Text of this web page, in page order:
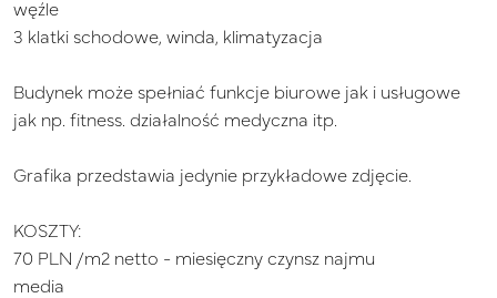
węźle
3 klatki schodowe, winda, klimatyzacja
Budynek może spełniać funkcje biurowe jak i usługowe
jak np. fitness. działalność medyczna itp.
Grafika przedstawia jedynie przykładowe zdjęcie.
KOSZTY:
70 PLN /m2 netto - miesięczny czynsz najmu
media